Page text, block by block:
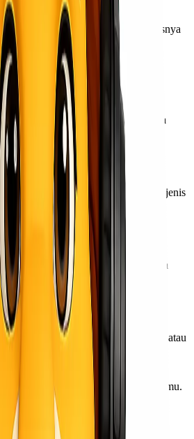
special cargo biasanya
yang berpengalaman agar prosesnya
Cargo dan Special
berikut beberapa perbedaan utama
tanpa perlakuan khusus
penanganan khusus sesuai jenis
lebih sederhana
ketat oleh regulasi penerbangan dan
rendah
lebih tinggi (misalnya mudah rusak atau
ini, kamu bisa menentukan jenis
dengan kebutuhan pengirimanmu.
Cargo Ini Penting?